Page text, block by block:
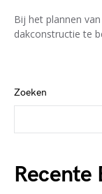
Bij het plannen
dakconstructie te
Zoeken
Recente